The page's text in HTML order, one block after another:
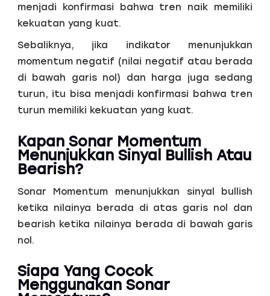
menjadi konfirmasi bahwa tren naik memiliki
kekuatan yang kuat.
Sebaliknya, jika indikator menunjukkan
momentum negatif (nilai negatif atau berada
di bawah garis nol) dan harga juga sedang
turun, itu bisa menjadi konfirmasi bahwa tren
turun memiliki kekuatan yang kuat.
Kapan Sonar Momentum
Menunjukkan Sinyal Bullish Atau
Bearish?
Sonar Momentum menunjukkan sinyal bullish
ketika nilainya berada di atas garis nol dan
bearish ketika nilainya berada di bawah garis
nol.
Siapa Yang Cocok
Menggunakan Sonar